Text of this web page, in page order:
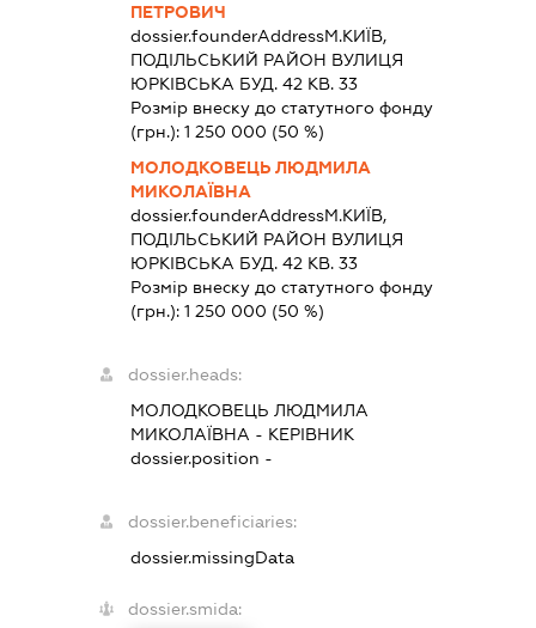
ПЕТРОВИЧ
dossier.founderAddressМ.КИЇВ,
ПОДІЛЬСЬКИЙ РАЙОН ВУЛИЦЯ
ЮРКІВСЬКА БУД. 42 КВ. 33
Розмір внеску до статутного фонду
(грн.): 1 250 000 (50 %)
МОЛОДКОВЕЦЬ ЛЮДМИЛА
МИКОЛАЇВНА
dossier.founderAddressМ.КИЇВ,
ПОДІЛЬСЬКИЙ РАЙОН ВУЛИЦЯ
ЮРКІВСЬКА БУД. 42 КВ. 33
Розмір внеску до статутного фонду
(грн.): 1 250 000 (50 %)
dossier.heads:
МОЛОДКОВЕЦЬ ЛЮДМИЛА
МИКОЛАЇВНА - КЕРІВНИК
dossier.position -
dossier.beneficiaries:
dossier.missingData
dossier.smida: